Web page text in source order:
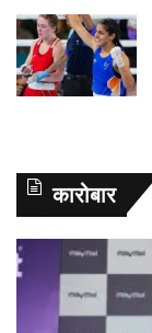
कारोबार